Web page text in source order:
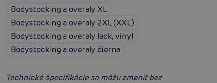
Bodystocking a overaly XL
Bodystocking a overaly 2XL (XXL)
Bodystocking a overaly lack, vinyl
Bodystocking a overaly čierna
Technické špecifikácie sa môžu zmeniť bez